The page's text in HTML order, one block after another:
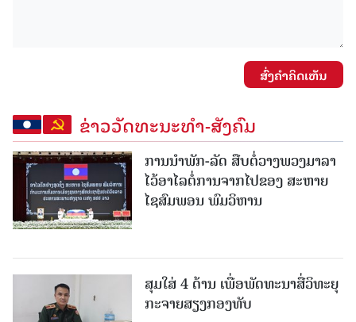
ສົ່ງຄໍາຄິດເຫັນ
ຂ່າວວັດທະນະທຳ-ສັງຄົມ
ການນໍາພັກ-ລັດ ສືບຕໍ່ວາງພວງມາລາ
ໄວ້ອາໄລຕໍ່ການຈາກໄປຂອງ ສະຫາຍ
ໄຊສົມພອນ ພົມວິຫານ
ສຸມໃສ່ 4 ດ້ານ ເພື່ອພັດທະນາສື່ວິທະຍຸ
ກະຈາຍສຽງກອງທັບ